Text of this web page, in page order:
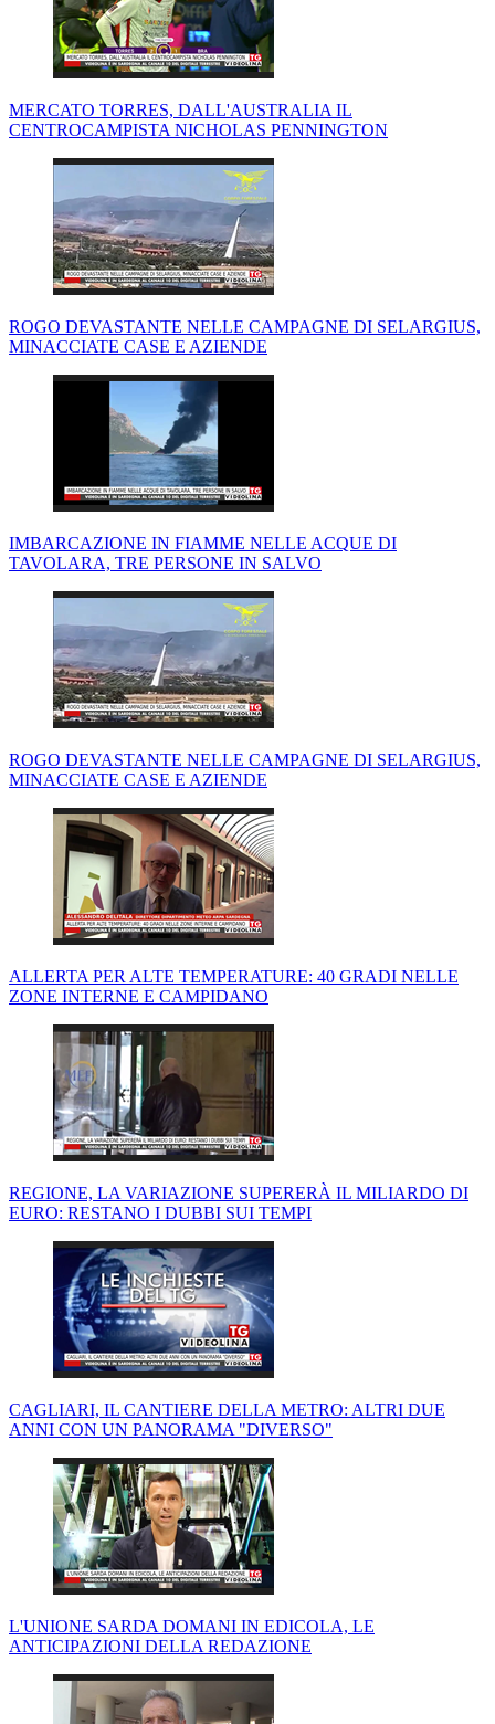
MERCATO TORRES, DALL'AUSTRALIA IL
CENTROCAMPISTA NICHOLAS PENNINGTON
ROGO DEVASTANTE NELLE CAMPAGNE DI SELARGIUS,
MINACCIATE CASE E AZIENDE
IMBARCAZIONE IN FIAMME NELLE ACQUE DI
TAVOLARA, TRE PERSONE IN SALVO
ROGO DEVASTANTE NELLE CAMPAGNE DI SELARGIUS,
MINACCIATE CASE E AZIENDE
ALLERTA PER ALTE TEMPERATURE: 40 GRADI NELLE
ZONE INTERNE E CAMPIDANO
REGIONE, LA VARIAZIONE SUPERERÀ IL MILIARDO DI
EURO: RESTANO I DUBBI SUI TEMPI
CAGLIARI, IL CANTIERE DELLA METRO: ALTRI DUE
ANNI CON UN PANORAMA "DIVERSO"
L'UNIONE SARDA DOMANI IN EDICOLA, LE
ANTICIPAZIONI DELLA REDAZIONE